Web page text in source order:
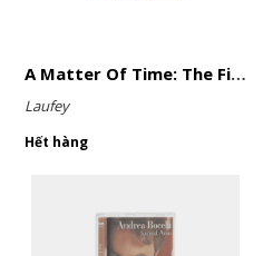
A Matter Of Time: The Final Hour (Sage Green Cassette)
Laufey
Hết hàng